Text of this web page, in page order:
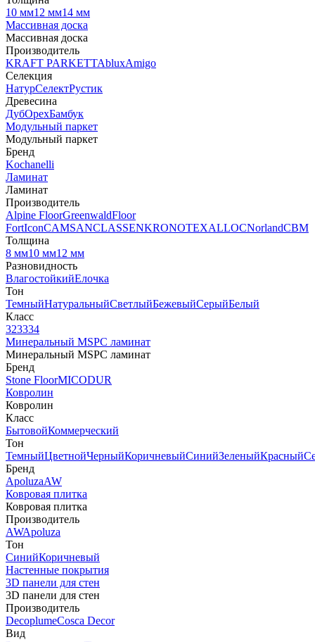
10 мм12 мм14 мм
Массивная доска
Массивная доска
Производитель
KRAFT PARKETTAbluxAmigo
Селекция
НатурСелектРустик
Древесина
ДубОрехБамбук
Модульный паркет
Модульный паркет
Бренд
Kochanelli
Ламинат
Ламинат
Производитель
Alpine FloorGreenwaldFloor
FortIconCAMSANCLASSENKRONOTEXALLOCNorlandCBM
Толщина
8 мм10 мм12 мм
Разновидность
ВлагостойкийЕлочка
Тон
ТемныйНатуральныйСветлыйБежевыйСерыйБелый
Класс
323334
Минеральный MSPC ламинат
Минеральный MSPC ламинат
Бренд
Stone FloorMICODUR
Ковролин
Ковролин
Класс
БытовойКоммерческий
Тон
ТемныйЦветнойЧерныйКоричневыйСинийЗеленыйКрасный
Бренд
ApoluzaAW
Ковровая плитка
Ковровая плитка
Производитель
AWApoluza
Тон
СинийКоричневый
Настенные покрытия
3D панели для стен
3D панели для стен
Производитель
DecoplumeCosca Decor
Вид